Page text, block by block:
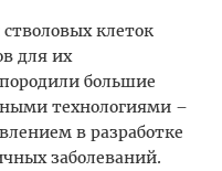
клеток
для их
большие
технологиями –
в разработке
заболеваний.